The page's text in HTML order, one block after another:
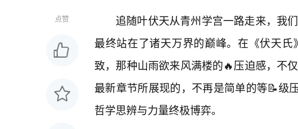
点赞
追随叶伏天从青州学宫一路走来，我
最终站在了诸天万界的巅峰。在《伏天
致，那种山雨欲来风满楼的🔥压迫感，不
最新章节所展现的，不再是简单的等📝级
哲学思辨与力量终极博弈。